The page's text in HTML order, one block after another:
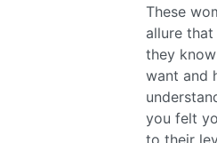
These
allure
they
want and
you felt
to their